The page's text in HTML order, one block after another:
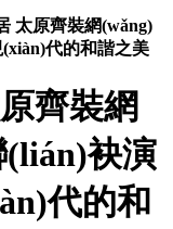
太原齊裝網(wǎng)
代的和諧之美
齊裝網
(lián)袂演
代的和